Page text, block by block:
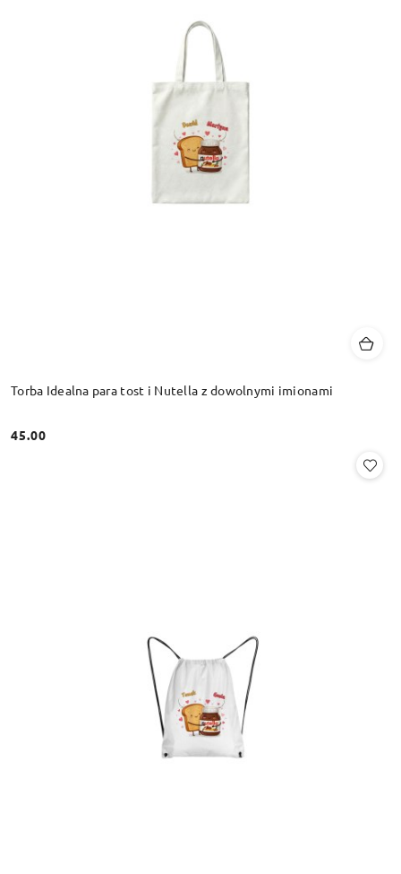
Torba Idealna para tost i Nutella z dowolnymi imionami
Cena:
45.00